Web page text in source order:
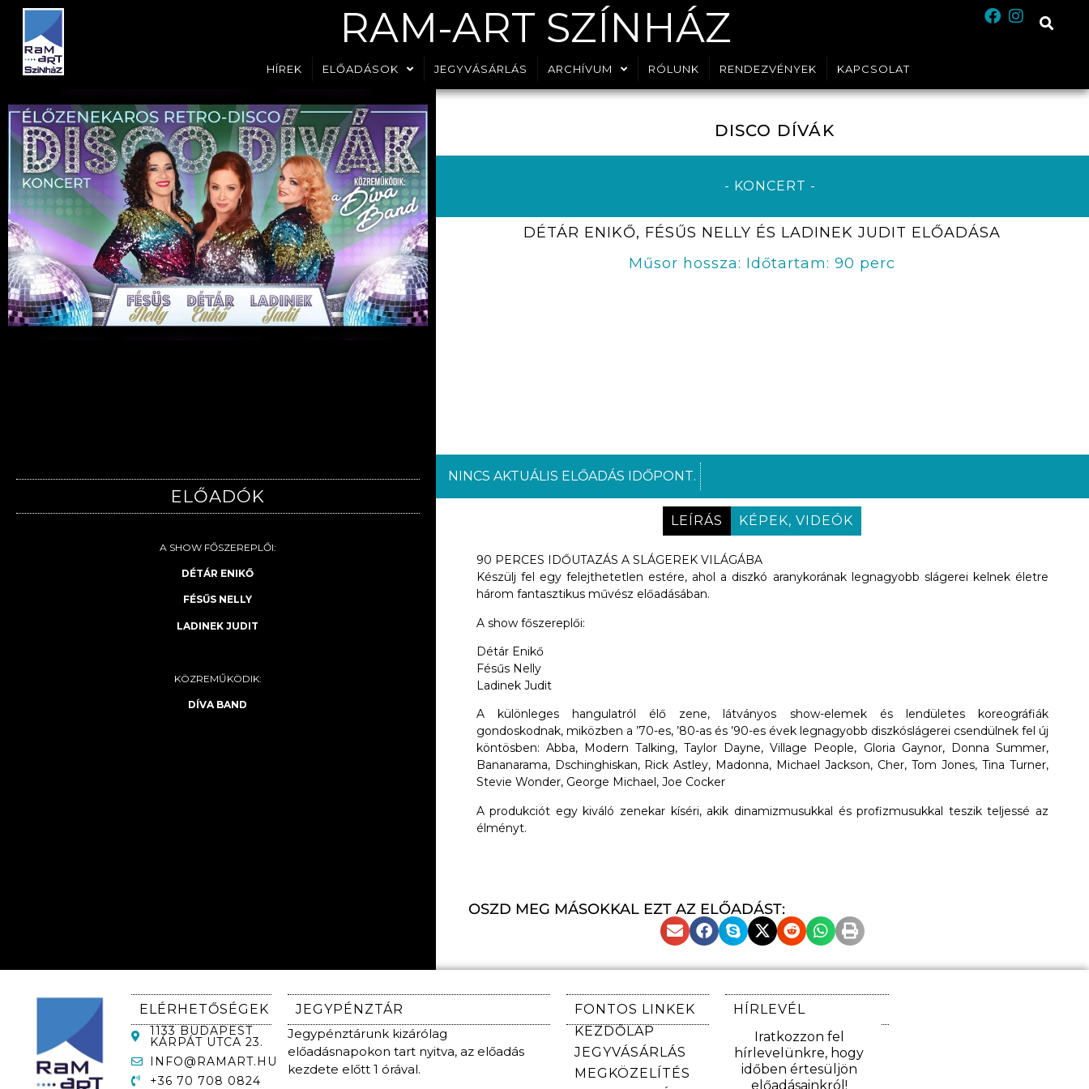
RAM-ART SZÍNHÁZ
HÍREK ELŐADÁSOK JEGYVÁSÁRLÁS ARCHÍVUM RÓLUNK RENDEZVÉNYEK KAPCSOLAT
DISCO DÍVÁK
- KONCERT -
DÉTÁR ENIKŐ, FÉSŰS NELLY ÉS LADINEK JUDIT ELŐADÁSA
Műsor hossza: Időtartam: 90 perc
ELŐADÓK
A SHOW FŐSZEREPLŐI:
DÉTÁR ENIKŐ
FÉSŰS NELLY
LADINEK JUDIT
KÖZREMŰKÖDIK:
DÍVA BAND
NINCS AKTUÁLIS ELŐADÁS IDŐPONT.
LEÍRÁS KÉPEK, VIDEÓK
90 PERCES IDŐUTAZÁS A SLÁGEREK VILÁGÁBA
Készülj fel egy felejthetetlen estére, ahol a diszkó aranykorának legnagyobb slágerei kelnek életre
három fantasztikus művész előadásában.
A show főszereplői:
Détár Enikő
Fésűs Nelly
Ladinek Judit
A különleges hangulatról élő zene, látványos show-elemek és lendületes koreográfiák
gondoskodnak, miközben a ’70-es, ’80-as és ’90-es évek legnagyobb diszkóslágerei csendülnek fel új
köntösben: Abba, Modern Talking, Taylor Dayne, Village People, Gloria Gaynor, Donna Summer,
Bananarama, Dschinghiskan, Rick Astley, Madonna, Michael Jackson, Cher, Tom Jones, Tina Turner,
Stevie Wonder, George Michael, Joe Cocker
A produkciót egy kiváló zenekar kíséri, akik dinamizmusukkal és profizmusukkal teszik teljessé az
élményt.
OSZD MEG MÁSOKKAL EZT AZ ELŐADÁST:
ELÉRHETŐSÉGEK
1133 BUDAPEST
KÁRPÁT UTCA 23.
INFO@RAMART.HU
+36 70 708 0824
JEGYPÉNZTÁR
Jegypénztárunk kizárólag
előadásnapokon tart nyitva, az előadás
kezdete előtt 1 órával.
FONTOS LINKEK
KEZDŐLAP
JEGYVÁSÁRLÁS
MEGKÖZELÍTÉS
HÍRLEVÉL
Iratkozzon fel
hírlevelünkre, hogy
időben értesüljön
előadásainkról!